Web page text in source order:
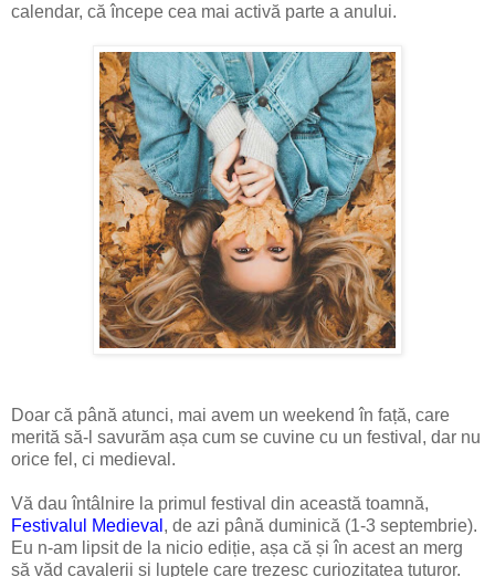
calendar, că începe cea mai activă parte a anului.
Doar că până atunci, mai avem un weekend în față, care
merită să-l savurăm așa cum se cuvine cu un festival, dar nu
orice fel, ci medieval.
Vă dau întâlnire la primul festival din această toamnă,
Festivalul Medieval , de azi până duminică (1-3 septembrie).
Eu n-am lipsit de la nicio ediție, așa că și în acest an merg
să văd cavalerii și luptele care trezesc curiozitatea tuturor.